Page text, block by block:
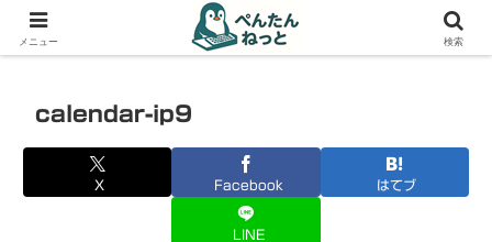
PCやガジェットの備忘録
calendar-ip9
X Facebook はてブ
LINE
メニュー 検索